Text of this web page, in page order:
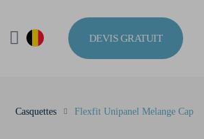
DEVIS GRATUIT
Casquettes Flexfit Unipanel Melange Cap